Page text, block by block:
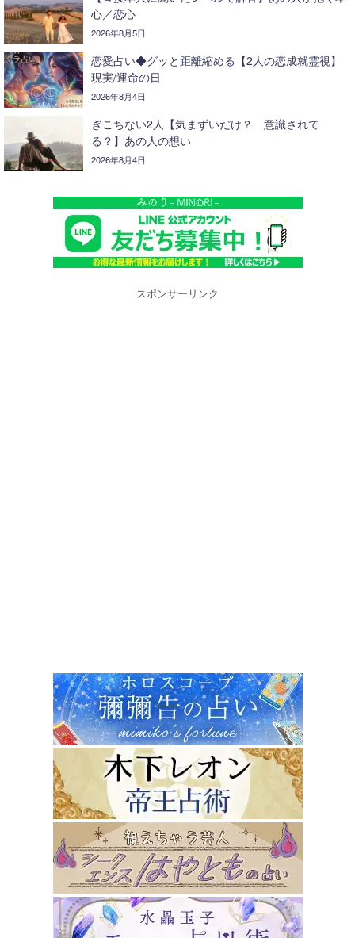
心／恋心
2026年8月5日
恋愛占い◆グッと距離縮める【2人の恋成就霊視】
現実/運命の日
2026年8月4日
ぎこちない2人【気まずいだけ？ 意識されて
る？】あの人の想い
2026年8月4日
スポンサーリンク